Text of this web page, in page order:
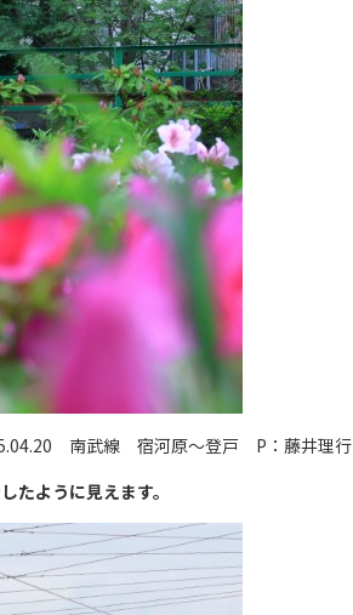
南武線 宿河原～登戸 P：藤井理行
たように見えます。